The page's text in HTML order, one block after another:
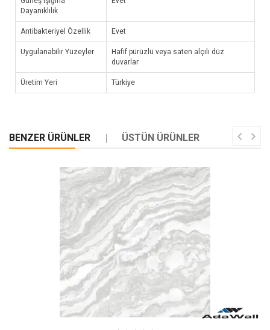
Dayanıklılık
Antibakteriyel Özellik Evet
Uygulanabilir Yüzeyler
Hafif pürüzlü veya saten alçılı düz
duvarlar
Üretim Yeri Türkiye
BENZER ÜRÜNLER ÜSTÜN ÜRÜNLER